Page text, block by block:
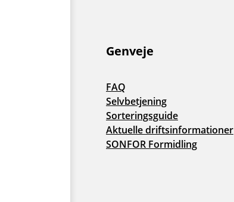
Genveje
FAQ
Selvbetjening
Sorteringsguide
Aktuelle driftsinformationer
SONFOR Formidling